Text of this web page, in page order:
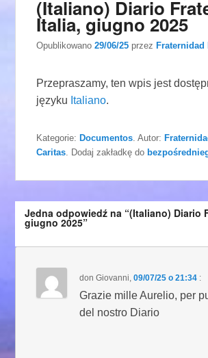
(Italiano) Diario
Italia, giugno 2025
Opublikowano29/06/25 przezFraternidad
Przepraszamy, ten wpis jest
języku Italiano.
Kategorie:Documentos . Autor:
Caritas . Dodaj zakładkę do
Jedna odpowiedź na “(Italiano) Diario
giugno 2025”
don Giovanni ,09/07/25 o 21:34 :
Grazie mille Aurelio, per
del nostro Diario